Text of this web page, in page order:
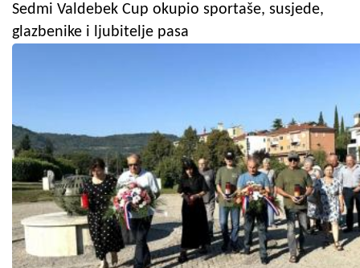
Sedmi Valdebek Cup okupio sportaše, susjede,
glazbenike i ljubitelje pasa